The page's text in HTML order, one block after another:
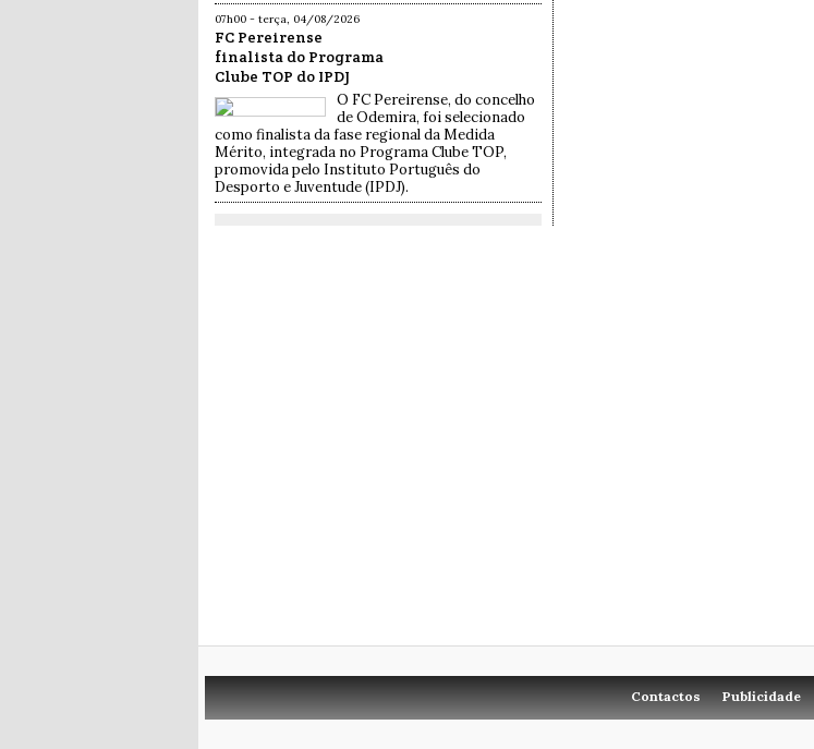
07h00 - terça, 04/08/2026
FC Pereirense
finalista do Programa
Clube TOP do IPDJ
O FC Pereirense, do concelho
de Odemira, foi selecionado
como finalista da fase regional da Medida
Mérito, integrada no Programa Clube TOP,
promovida pelo Instituto Português do
Desporto e Juventude (IPDJ).
Contactos Publicidade